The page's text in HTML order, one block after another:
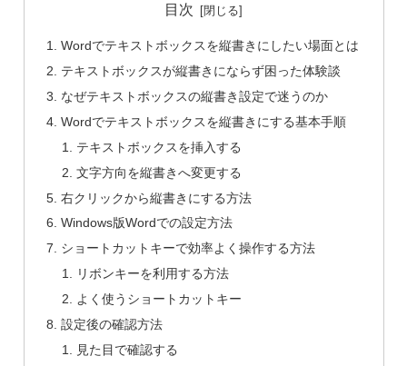
目次
Wordでテキストボックスを縦書きにしたい場面とは
テキストボックスが縦書きにならず困った体験談
なぜテキストボックスの縦書き設定で迷うのか
Wordでテキストボックスを縦書きにする基本手順
テキストボックスを挿入する
文字方向を縦書きへ変更する
右クリックから縦書きにする方法
Windows版Wordでの設定方法
ショートカットキーで効率よく操作する方法
リボンキーを利用する方法
よく使うショートカットキー
設定後の確認方法
見た目で確認する